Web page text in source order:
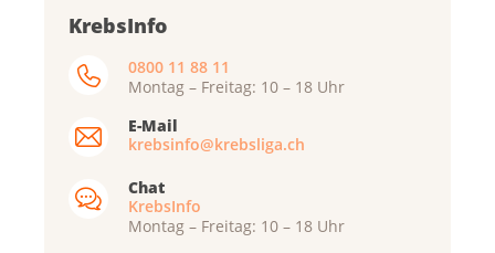
KrebsInfo
0800 11 88 11
Montag – Freitag: 10 – 18 Uhr
E-Mail
krebsinfo@krebsliga.ch
Chat
KrebsInfo
Montag – Freitag: 10 – 18 Uhr